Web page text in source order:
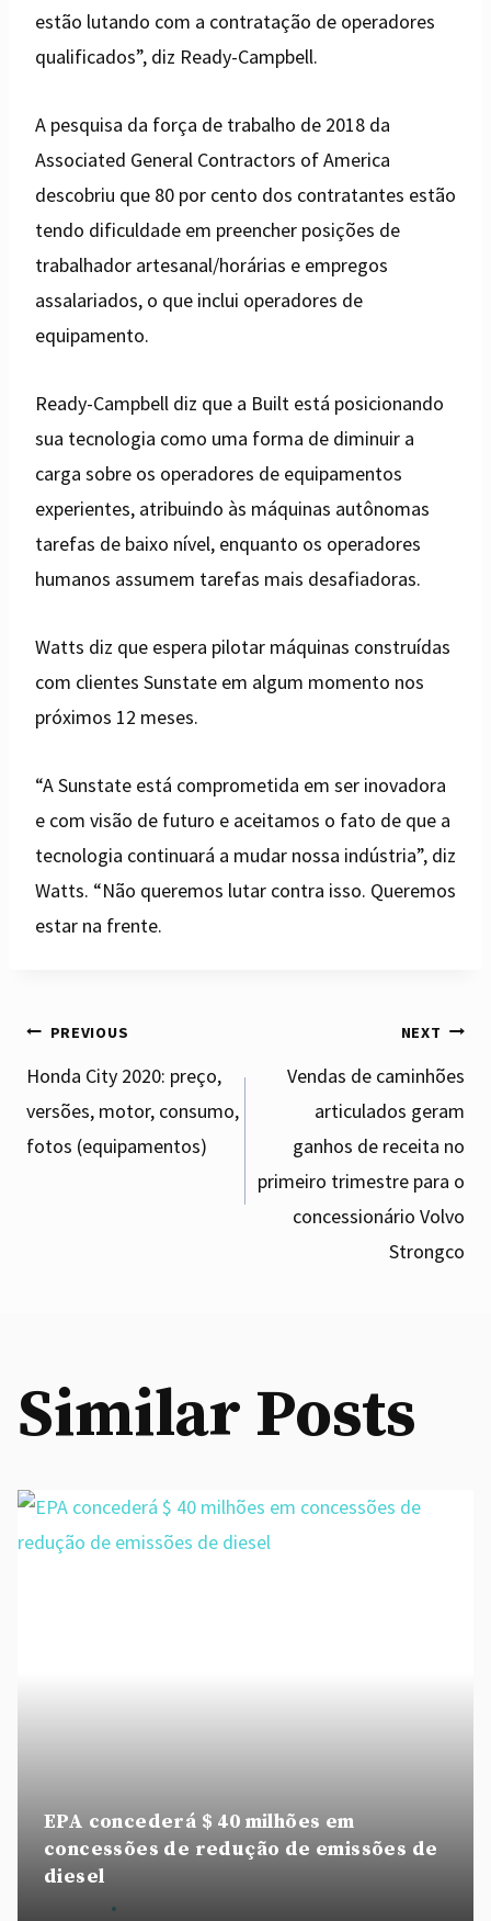
estão lutando com a contratação de operadores
qualificados”, diz Ready-Campbell.
A pesquisa da força de trabalho de 2018 da
Associated General Contractors of America
descobriu que 80 por cento dos contratantes estão
tendo dificuldade em preencher posições de
trabalhador artesanal/horárias e empregos
assalariados, o que inclui operadores de
equipamento.
Ready-Campbell diz que a Built está posicionando
sua tecnologia como uma forma de diminuir a
carga sobre os operadores de equipamentos
experientes, atribuindo às máquinas autônomas
tarefas de baixo nível, enquanto os operadores
humanos assumem tarefas mais desafiadoras.
Watts diz que espera pilotar máquinas construídas
com clientes Sunstate em algum momento nos
próximos 12 meses.
“A Sunstate está comprometida em ser inovadora
e com visão de futuro e aceitamos o fato de que a
tecnologia continuará a mudar nossa indústria”, diz
Watts. “Não queremos lutar contra isso. Queremos
estar na frente.
Post
navigation
PREVIOUS
Honda City 2020: preço,
versões, motor, consumo,
fotos (equipamentos)
NEXT
Vendas de caminhões
articulados geram
ganhos de receita no
primeiro trimestre para o
concessionário Volvo
Strongco
Similar Posts
EPA concederá $ 40 milhões em
concessões de redução de emissões de
diesel